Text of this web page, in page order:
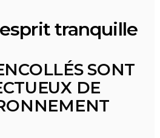
tranquille
SONT
DE